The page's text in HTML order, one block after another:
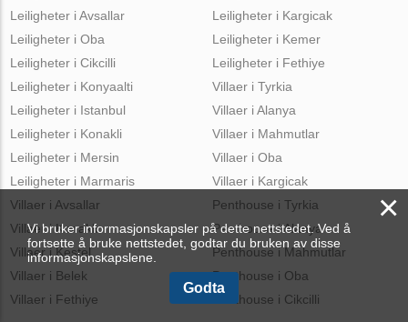
Leiligheter i Avsallar
Leiligheter i Oba
Leiligheter i Cikcilli
Leiligheter i Kargicak
Leiligheter i Kemer
Leiligheter i Fethiye
Leiligheter i Konyaalti
Leiligheter i Istanbul
Leiligheter i Konakli
Leiligheter i Mersin
Leiligheter i Marmaris
Villaer i Tyrkia
Villaer i Alanya
Villaer i Mahmutlar
Villaer i Oba
Villaer i Kargicak
Villaer i Avsallar
Villaer i Konaklı
Villaer i Kestel
Villaer i Belek
Villaer i Fethiye
Penthouse i Tyrkia
Penthouse i Alanya
Penthouse i Mahmutlar
Penthouse i Oba
Penthouse i Cikcilli
×
Vi bruker informasjonskapsler på dette nettstedet. Ved å
fortsette å bruke nettstedet, godtar du bruken av disse
informasjonskapslene.
Godta